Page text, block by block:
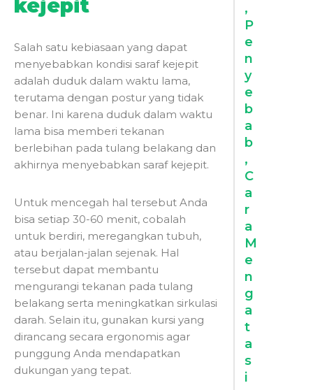
kejepit
Salah satu kebiasaan yang dapat
menyebabkan kondisi saraf kejepit
adalah duduk dalam waktu lama,
terutama dengan postur yang tidak
benar. Ini karena duduk dalam waktu
lama bisa memberi tekanan
berlebihan pada tulang belakang dan
akhirnya menyebabkan saraf kejepit.
Untuk mencegah hal tersebut Anda
bisa setiap 30-60 menit, cobalah
untuk berdiri, meregangkan tubuh,
atau berjalan-jalan sejenak. Hal
tersebut dapat membantu
mengurangi tekanan pada tulang
belakang serta meningkatkan sirkulasi
darah. Selain itu, gunakan kursi yang
dirancang secara ergonomis agar
punggung Anda mendapatkan
dukungan yang tepat.
,
P
e
n
y
e
b
a
b
,
C
a
r
a
M
e
n
g
a
t
a
s
i